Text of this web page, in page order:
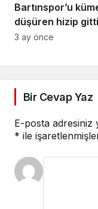
Bartınspor’u
düşüren hizip
3 ay önce
Bir Cevap Yaz
E-posta adresiniz
* ile